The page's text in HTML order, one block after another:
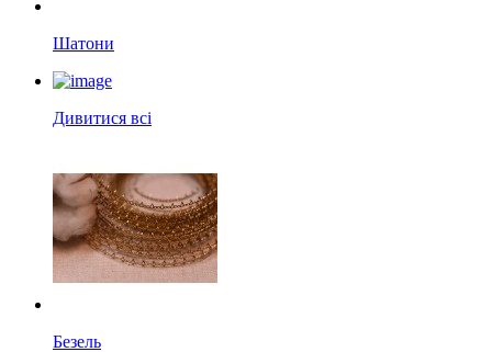
Шатони
Дивитися всі
Безель